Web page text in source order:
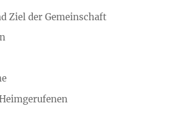
Ziel der Gemeinschaft